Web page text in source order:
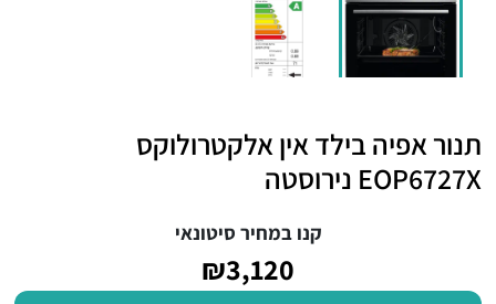
תנור אפיה בילד אין אלקטרולוקס
EOP6727X נירוסטה
קנו במחיר סיטונאי
₪3,120